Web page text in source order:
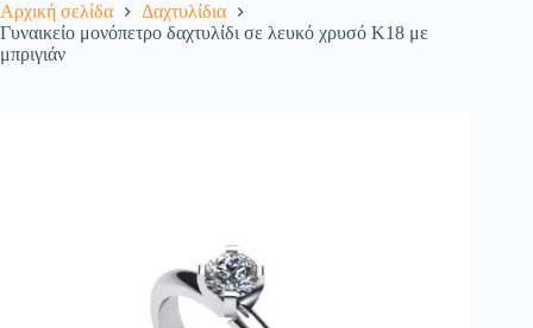
Αρχική σελίδα
Δαχτυλίδια
Γυναικείο μονόπετρο δαχτυλίδι σε λευκό χρυσό Κ18 με
μπριγιάν